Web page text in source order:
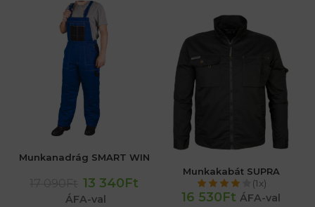
Munkanadrág SMART WIN
13 340Ft
ÁFA-val
Munkakabát SUPRA
(1x)
16 530Ft ÁFA-val